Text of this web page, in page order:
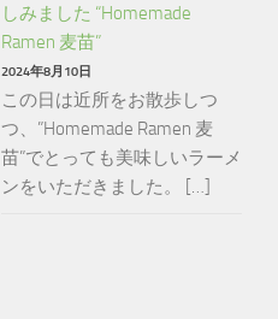
しみました “Homemade
Ramen 麦苗”
2024年8月10日
この日は近所をお散歩しつ
つ、”Homemade Ramen 麦
苗”でとっても美味しいラーメ
ンをいただきました。 […]